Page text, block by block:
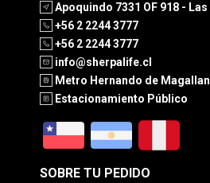
Apoquindo 7331 OF 918 -
+56 2 2244 3777
+56 2 2244 3777
info@sherpalife.cl
Metro Hernando de
Estacionamiento Público
SOBRE TU PEDIDO